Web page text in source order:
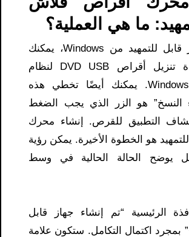
ما هي العملية؟
لتثبيت إصدار قابل للتمهيد من Windows، يمكنك
استخدام أداة تنزيل أقراص DVD USB لنظام
التشغيل Windows 7. يمكنك أيضًا تخطي هذه
النسخ” هو الزر الذي يجب الضغط
التطبيق للقرص. إنشاء محرك
هو الخطوة الأخيرة. يمكن رؤية
يوضح الحالة الحالية في وسط
الرئيسية “تم إنشاء جهاز قابل
بمجرد اكتمال التكامل. ستكون علامة